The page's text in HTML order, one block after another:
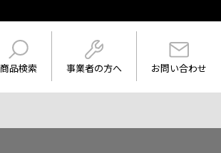
商品検索 事業者の方へ お問い合わせ